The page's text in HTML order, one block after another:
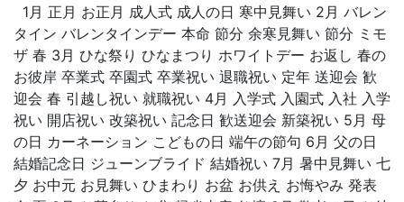
1月 正月 お正月 成人式 成人の日 寒中見舞い 2月 バレン
タイン バレンタインデー 本命 節分 余寒見舞い 節分 ミモ
ザ 春 3月 ひな祭り ひなまつり ホワイトデー お返し 春の
お彼岸 卒業式 卒園式 卒業祝い 退職祝い 定年 送迎会 歓
迎会 春 引越し祝い 就職祝い 4月 入学式 入園式 入社 入学
祝い 開店祝い 改築祝い 記念日 歓送迎会 新築祝い 5月 母
の日 カーネーション こどもの日 端午の節句 6月 父の日
結婚記念日 ジューンブライド 結婚祝い 7月 暑中見舞い 七
夕 お中元 お見舞い ひまわり お盆 お供え お悔やみ 発表